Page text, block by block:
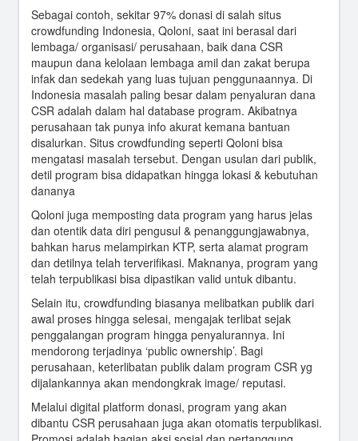
Sebagai contoh, sekitar 97% donasi di salah situs
crowdfunding Indonesia, Qoloni, saat ini berasal dari
lembaga/ organisasi/ perusahaan, baik dana CSR
maupun dana kelolaan lembaga amil dan zakat berupa
infak dan sedekah yang luas tujuan penggunaannya. Di
Indonesia masalah paling besar dalam penyaluran dana
CSR adalah dalam hal database program. Akibatnya
perusahaan tak punya info akurat kemana bantuan
disalurkan. Situs crowdfunding seperti Qoloni bisa
mengatasi masalah tersebut. Dengan usulan dari publik,
detil program bisa didapatkan hingga lokasi & kebutuhan
dananya
Qoloni juga memposting data program yang harus jelas
dan otentik data diri pengusul & penanggungjawabnya,
bahkan harus melampirkan KTP, serta alamat program
dan detilnya telah terverifikasi. Maknanya, program yang
telah terpublikasi bisa dipastikan valid untuk dibantu.
Selain itu, crowdfunding biasanya melibatkan publik dari
awal proses hingga selesai, mengajak terlibat sejak
penggalangan program hingga penyalurannya. Ini
mendorong terjadinya ‘public ownership’. Bagi
perusahaan, keterlibatan publik dalam program CSR yg
dijalankannya akan mendongkrak image/ reputasi.
Melalui digital platform donasi, program yang akan
dibantu CSR perusahaan juga akan otomatis terpublikasi.